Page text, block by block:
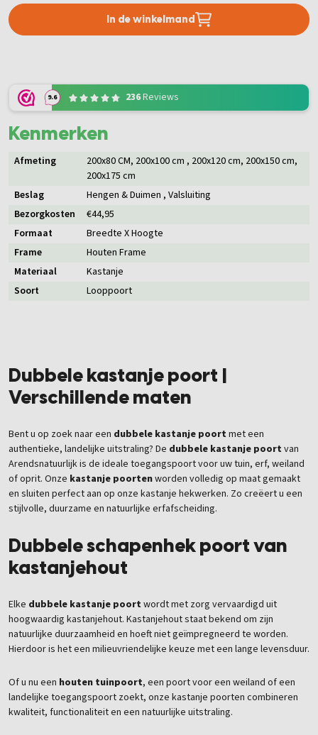
In de winkelmand
Dubbele kastanje poort |
Verschillende maten
Bent u op zoek naar een dubbele kastanje poort met een
authentieke, landelijke uitstraling? De dubbele kastanje poort van
Arendsnatuurlijk is de ideale toegangspoort voor uw tuin, erf, weiland
of oprit. Onze kastanje poortenworden volledig op maat gemaakt
en sluiten perfect aan op onze kastanje hekwerken. Zo creëert u een
stijlvolle, duurzame en natuurlijke erfafscheiding.
Dubbele schapenhek poort van
kastanjehout
Elke dubbele kastanje poort wordt met zorg vervaardigd uit
hoogwaardig kastanjehout. Kastanjehout staat bekend om zijn
natuurlijke duurzaamheid en hoeft niet geïmpregneerd te worden.
Hierdoor is het een milieuvriendelijke keuze met een lange levensduur.
Of u nu een houten tuinpoort, een poort voor een weiland of een
landelijke toegangspoort zoekt, onze kastanje poorten combineren
kwaliteit, functionaliteit en een natuurlijke uitstraling.
9.6 236Reviews
Kenmerken
Afmeting 200x80 CM, 200x100 cm , 200x120 cm, 200x150 cm,
200x175 cm
Beslag
Hengen & Duimen , Valsluiting
Bezorgkosten
€44,95
Formaat
Breedte X Hoogte
Frame
Houten Frame
Materiaal
Kastanje
Soort
Looppoort